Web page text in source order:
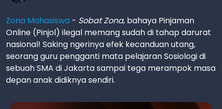
Zona Mahasiswa - Sobat Zona, bahaya Pinjaman
Online (Pinjol) ilegal memang sudah di tahap darurat
nasional! Saking ngerinya efek kecanduan utang,
seorang guru pengganti mata pelajaran Sosiologi di
sebuah SMA di Jakarta sampai tega merampok masa
depan anak didiknya sendiri.